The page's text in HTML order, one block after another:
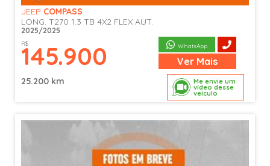
Me envie um
vídeo desse
veículo
JEEP COMPASS
LONG. T270 1.3 TB 4X2 FLEX AUT.
2025/2025
R$
145.900 WhatsApp
Ver Mais
25.200 km